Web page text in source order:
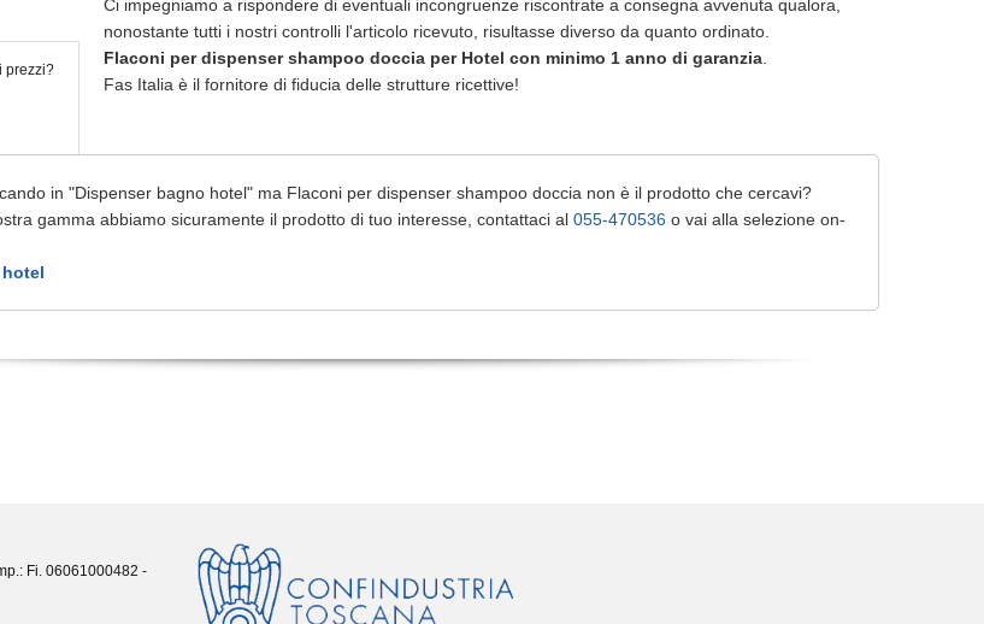
prezzi?
Ci impegniamo a rispondere di eventuali incongruenze riscontrate a consegna avvenuta qualora,
nonostante tutti i nostri controlli l'articolo ricevuto, risultasse diverso da quanto ordinato.
Flaconi per dispenser shampoo doccia per Hotel con minimo 1 anno di garanzia
Fas Italia è il fornitore di fiducia delle strutture ricettive!
in "Dispenser bagno hotel" ma Flaconi per dispenser shampoo doccia non è il prodotto che cercavi?
gamma abbiamo sicuramente il prodotto di tuo interesse, contattaci al 055-470536 o vai alla selezione on-
Fi. 06061000482 -